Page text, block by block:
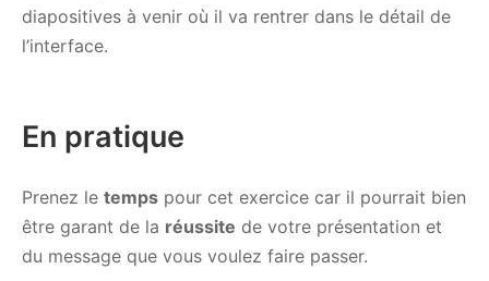
diapositives à venir où il va rentrer dans le détail de
l’interface.
En pratique
Prenez le temps pour cet exercice car il pourrait bien
être garant de la réussite de votre présentation et
du message que vous voulez faire passer.